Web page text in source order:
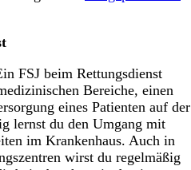
FSJ beim Rettungsdienst
Bereiche, einen
eines Patienten auf der
lernst du den Umgang mit
im Krankenhaus. Auch in
wirst du regelmäßig